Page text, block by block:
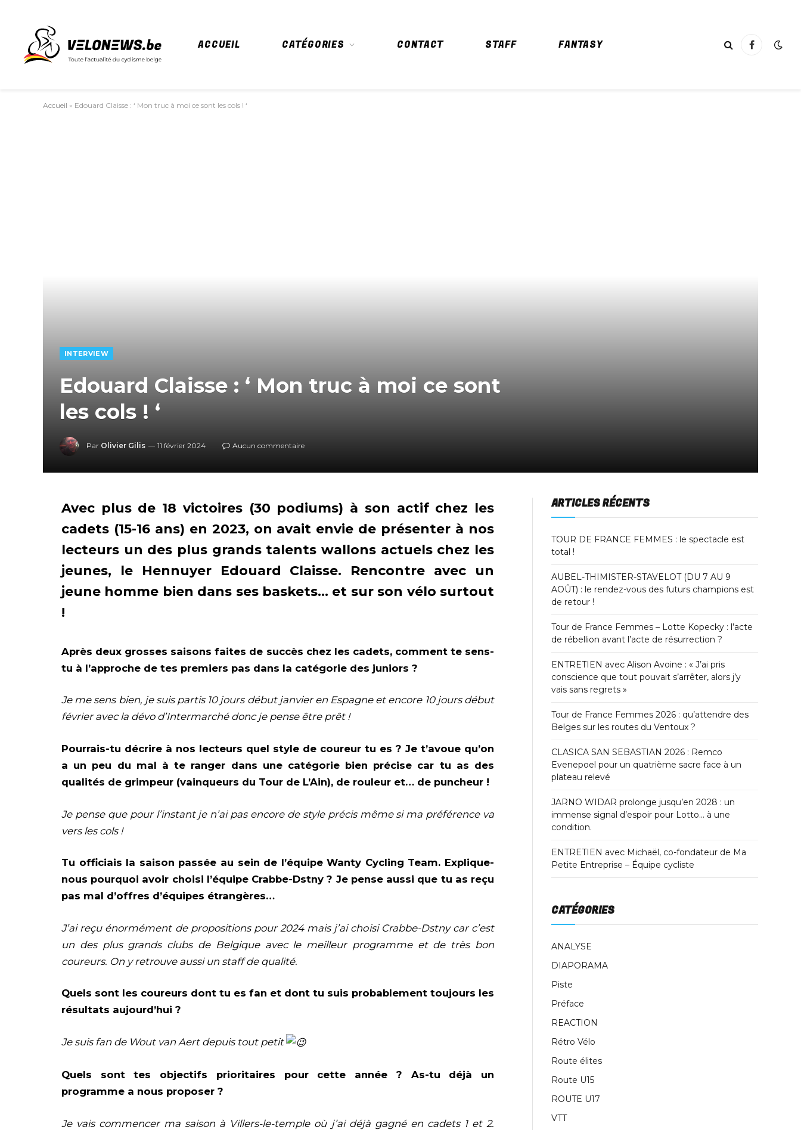
ACCUEIL CATÉGORIES CONTACT STAFF FANTASY Facebook
Accueil » Edouard Claisse : ‘ Mon truc à moi ce sont les cols ! ‘
INTERVIEW
Edouard Claisse : ‘ Mon truc à moi ce sont
les cols ! ‘
Par Olivier Gilis 11 février 2024 Aucun commentaire
Avec plus de 18 victoires (30 podiums) à son actif chez les
cadets (15-16 ans) en 2023, on avait envie de présenter à nos
lecteurs un des plus grands talents wallons actuels chez les
jeunes, le Hennuyer Edouard Claisse. Rencontre avec un
jeune homme bien dans ses baskets… et sur son vélo surtout
!
Après deux grosses saisons faites de succès chez les cadets, comment te sens-
tu à l’approche de tes premiers pas dans la catégorie des juniors ?
Je me sens bien, je suis partis 10 jours début janvier en Espagne et encore 10 jours début
février avec la dévo d’Intermarché donc je pense être prêt !
Pourrais-tu décrire à nos lecteurs quel style de coureur tu es ? Je t’avoue qu’on
a un peu du mal à te ranger dans une catégorie bien précise car tu as des
qualités de grimpeur (vainqueurs du Tour de L’Ain), de rouleur et… de puncheur !
Je pense que pour l’instant je n’ai pas encore de style précis même si ma préférence va
vers les cols !
Tu officiais la saison passée au sein de l’équipe Wanty Cycling Team. Explique-
nous pourquoi avoir choisi l’équipe Crabbe-Dstny ? Je pense aussi que tu as reçu
pas mal d’offres d’équipes étrangères…
J’ai reçu énormément de propositions pour 2024 mais j’ai choisi Crabbe-Dstny car c’est
un des plus grands clubs de Belgique avec le meilleur programme et de très bon
coureurs. On y retrouve aussi un staff de qualité.
Quels sont les coureurs dont tu es fan et dont tu suis probablement toujours les
résultats aujourd’hui ?
Je suis fan de Wout van Aert depuis tout petit
Quels sont tes objectifs prioritaires pour cette année ? As-tu déjà un
programme a nous proposer ?
Je vais commencer ma saison à Villers-le-temple où j’ai déjà gagné en cadets 1 et 2.
ARTICLES RÉCENTS
TOUR DE FRANCE FEMMES : le spectacle est
total !
AUBEL-THIMISTER-STAVELOT (DU 7 AU 9
AOÛT) : le rendez-vous des futurs champions est
de retour !
Tour de France Femmes – Lotte Kopecky : l’acte
de rébellion avant l’acte de résurrection ?
ENTRETIEN avec Alison Avoine : « J’ai pris
conscience que tout pouvait s’arrêter, alors j’y
vais sans regrets »
Tour de France Femmes 2026 : qu’attendre des
Belges sur les routes du Ventoux ?
CLASICA SAN SEBASTIAN 2026 : Remco
Evenepoel pour un quatrième sacre face à un
plateau relevé
JARNO WIDAR prolonge jusqu’en 2028 : un
immense signal d’espoir pour Lotto… à une
condition.
ENTRETIEN avec Michaël, co-fondateur de Ma
Petite Entreprise – Équipe cycliste
CATÉGORIES
ANALYSE
DIAPORAMA
Piste
Préface
REACTION
Rétro Vélo
Route élites
Route U15
ROUTE U17
VTT